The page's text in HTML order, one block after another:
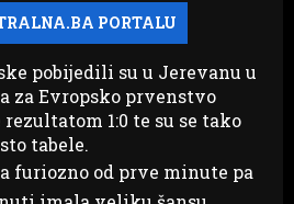
pobijedili su u Jerevanu u
za Evropsko prvenstvo
1:0 te su se tako
tabele.
furiozno od prve minute pa